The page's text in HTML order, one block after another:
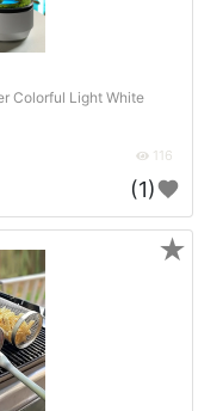
Colorful Light White
116
(1)
★